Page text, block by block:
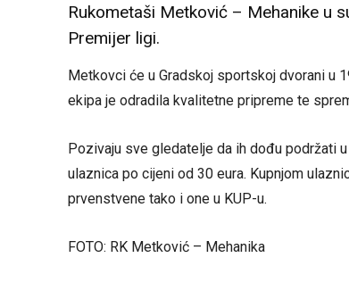
Rukometaši Metković – Mehanike u
Premijer ligi.
Metkovci će u Gradskoj sportskoj dvorani u
ekipa je odradila kvalitetne pripreme te
Pozivaju sve gledatelje da ih dođu podržati
ulaznica po cijeni od 30 eura. Kupnjom
prvenstvene tako i one u KUP-u.
FOTO: RK Metković – Mehanika